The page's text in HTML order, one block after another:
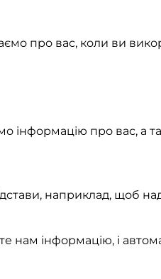
про вас, коли ви
про вас, а
наприклад, щоб
інформацію, і